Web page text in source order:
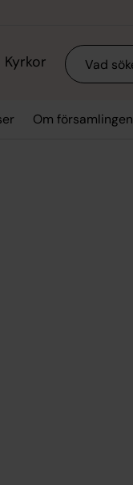
Kyrkor Sök
Om församlingen